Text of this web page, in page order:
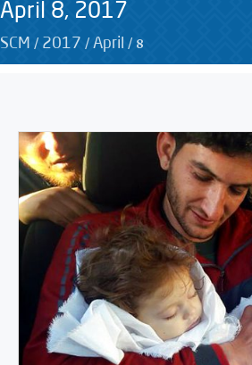
April 8, 2017
SCM / 2017 / April / 8